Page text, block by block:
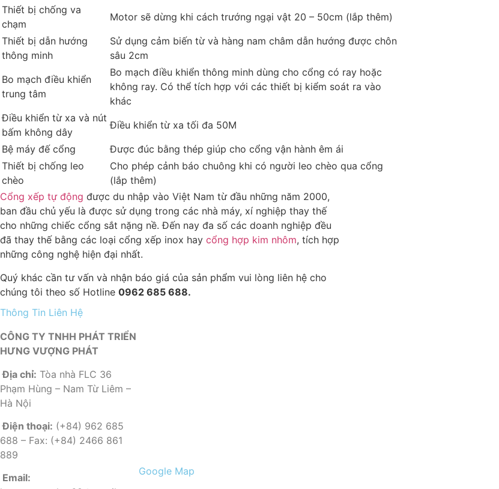
Thiết bị chống va
chạm
Motor sẽ dừng khi cách trướng ngại vật 20 – 50cm (lắp thêm)
Thiết bị dẫn hướng
thông minh
Sử dụng cảm biến từ và hàng nam châm dẫn hướng được chôn
sâu 2cm
Bo mạch điều khiển
trung tâm
Bo mạch điều khiển thông minh dùng cho cổng có ray hoặc
không ray. Có thể tích hợp với các thiết bị kiểm soát ra vào
khác
Điều khiển từ xa và nút
bấm không dây
Điều khiển từ xa tối đa 50M
Bệ máy đế cổng
Được đúc bằng thép giúp cho cổng vận hành êm ái
Thiết bị chống leo
chèo
Cho phép cảnh báo chuông khi có người leo chèo qua cổng
(lắp thêm)
Cổng xếp tự động được du nhập vào Việt Nam từ đầu những năm 2000,
ban đầu chủ yếu là được sử dụng trong các nhà máy, xí nghiệp thay thế
cho những chiếc cổng sắt nặng nề. Đến nay đa số các doanh nghiệp đều
đã thay thế bằng các loại cổng xếp inox hay cổng hợp kim nhôm, tích hợp
những công nghệ hiện đại nhất.
Quý khác cần tư vấn và nhận báo giá của sản phẩm vui lòng liên hệ cho
chúng tôi theo số Hotline 0962 685 688.
Thông Tin Liên Hệ
CÔNG TY TNHH PHÁT TRIỂN
HƯNG VƯỢNG PHÁT
Địa chỉ: Tòa nhà FLC 36
Phạm Hùng – Nam Từ Liêm –
Hà Nội
Điện thoại: (+84) 962 685
688 – Fax: (+84) 2466 861
889
Email:
Google Map